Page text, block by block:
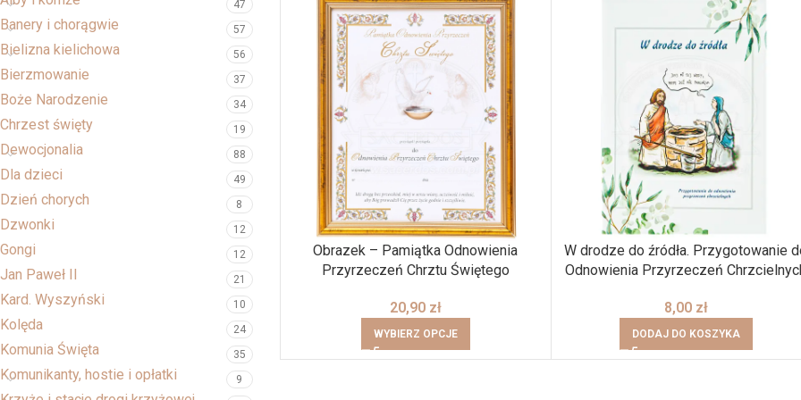
47
Banery i chorągwie 57
Bielizna kielichowa 56
Bierzmowanie 37
Boże Narodzenie 34
Chrzest święty 19
Dewocjonalia 88
Dla dzieci 49
Dzień chorych 8
Dzwonki 12
Gongi 12
Jan Paweł II 21
Kard. Wyszyński 10
Kolęda 24
Komunia Święta 35
Komunikanty, hostie i opłatki 9
Obrazek – Pamiątka Odnowienia
Przyrzeczeń Chrztu Świętego
20,90 zł
WYBIERZ OPCJE
W drodze do źródła. Przygotowanie
Odnowienia Przyrzeczeń
8,00 zł
DODAJ DO KOSZYKA